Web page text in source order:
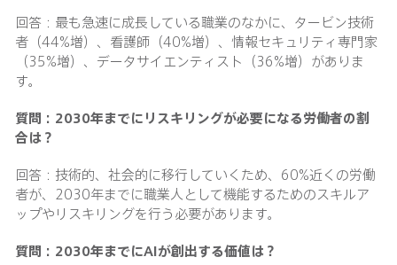
回答：最も急速に成長している職業のなかに、タービン技術
者（44%増）、看護師（40%増）、情報セキュリティ専門家
（35%増）、データサイエンティスト（36%増）がありま
す。
質問： 2030年までにリスキリングが必要になる労働者の割
合は？
回答：技術的、社会的に移行していくため、60%近くの労働
者が、2030年までに職業人として機能するためのスキルア
ップやリスキリングを行う必要があります。
質問： 2030年までにAIが創出する価値は？